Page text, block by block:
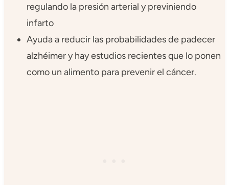
regulando la presión arterial y previniendo
infarto
Ayuda a reducir las probabilidades de padecer
alzhéimer y hay estudios recientes que lo ponen
como un alimento para prevenir el cáncer.